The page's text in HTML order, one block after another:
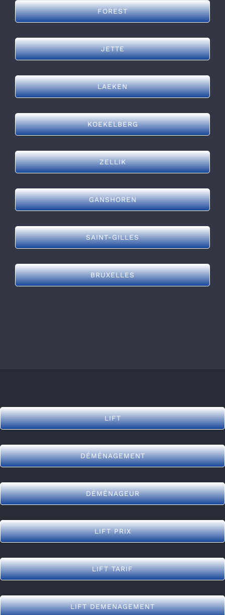
FOREST
JETTE
LAEKEN
KOEKELBERG
ZELLIK
GANSHOREN
SAINT-GILLES
BRUXELLES
LIFT
DÉMÉNAGEMENT
DÉMÉNAGEUR
LIFT PRIX
LIFT TARIF
LIFT DEMENAGEMENT